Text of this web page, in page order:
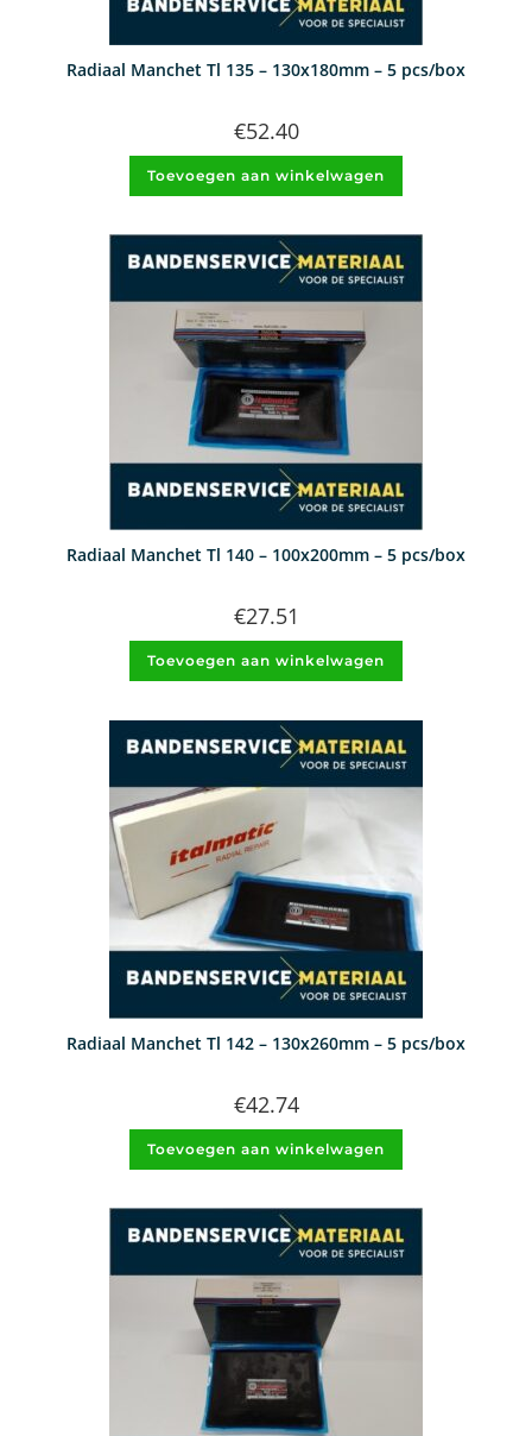
Radiaal Manchet Tl 135 – 130x180mm – 5 pcs/box
€52.40
Toevoegen aan winkelwagen
Radiaal Manchet Tl 140 – 100x200mm – 5 pcs/box
€27.51
Toevoegen aan winkelwagen
Radiaal Manchet Tl 142 – 130x260mm – 5 pcs/box
€42.74
Toevoegen aan winkelwagen